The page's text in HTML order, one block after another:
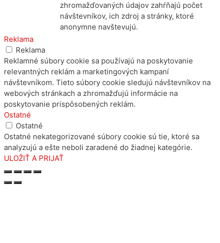
zhromažďovaných údajov zahŕňajú počet
návštevníkov, ich zdroj a stránky, ktoré
anonymne navštevujú.
Reklama
Reklama
Reklamné súbory cookie sa používajú na poskytovanie
relevantných reklám a marketingových kampaní
návštevníkom. Tieto súbory cookie sledujú návštevníkov na
webových stránkach a zhromažďujú informácie na
poskytovanie prispôsobených reklám.
Ostatné
Ostatné
Ostatné nekategorizované súbory cookie sú tie, ktoré sa
analyzujú a ešte neboli zaradené do žiadnej kategórie.
ULOŽIŤ A PRIJAŤ